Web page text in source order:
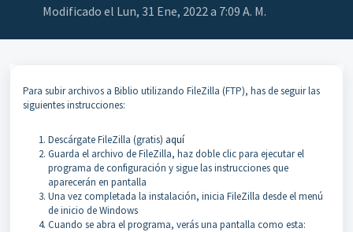
Modificado el Lun, 31 Ene, 2022 a 7:09 A. M.
Para subir archivos a Biblio utilizando FileZilla (FTP), has de seguir las
siguientes instrucciones:
Descárgate FileZilla (gratis) aquí
Guarda el archivo de FileZilla, haz doble clic para ejecutar el
programa de configuración y sigue las instrucciones que
aparecerán en pantalla
Una vez completada la instalación, inicia FileZilla desde el menú
de inicio de Windows
Cuando se abra el programa, verás una pantalla como esta: